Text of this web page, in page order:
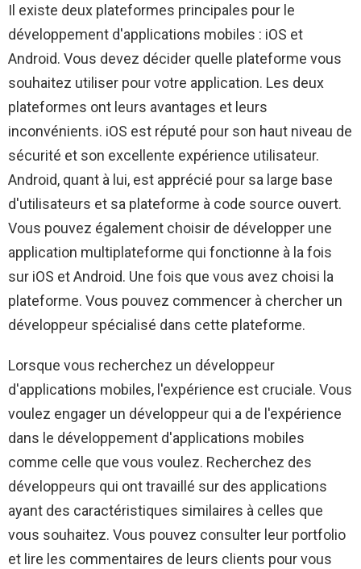
Il existe deux plateformes principales pour le
développement d'applications mobiles : iOS et
Android. Vous devez décider quelle plateforme vous
souhaitez utiliser pour votre application. Les deux
plateformes ont leurs avantages et leurs
inconvénients. iOS est réputé pour son haut niveau de
sécurité et son excellente expérience utilisateur.
Android, quant à lui, est apprécié pour sa large base
d'utilisateurs et sa plateforme à code source ouvert.
Vous pouvez également choisir de développer une
application multiplateforme qui fonctionne à la fois
sur iOS et Android. Une fois que vous avez choisi la
plateforme. Vous pouvez commencer à chercher un
développeur spécialisé dans cette plateforme.
Lorsque vous recherchez un développeur
d'applications mobiles, l'expérience est cruciale. Vous
voulez engager un développeur qui a de l'expérience
dans le développement d'applications mobiles
comme celle que vous voulez. Recherchez des
développeurs qui ont travaillé sur des applications
ayant des caractéristiques similaires à celles que
vous souhaitez. Vous pouvez consulter leur portfolio
et lire les commentaires de leurs clients pour vous